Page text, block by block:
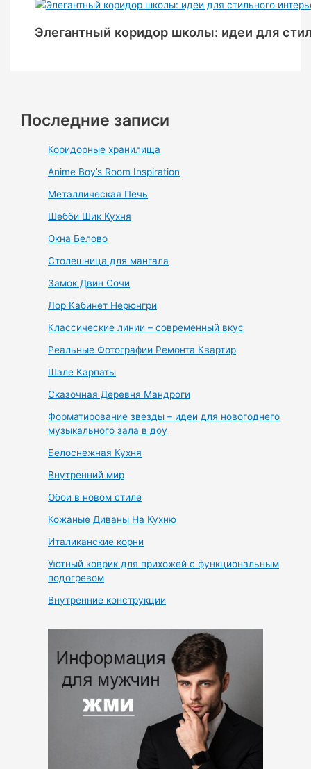
Элегантный коридор школы: идеи для
Последние записи
Коридорные хранилища
Anime Boy’s Room Inspiration
Металлическая Печь
Шебби Шик Кухня
Окна Белово
Столешница для мангала
Замок Двин Сочи
Лор Кабинет Нерюнгри
Классические линии – современный вкус
Реальные Фотографии Ремонта Квартир
Шале Карпаты
Сказочная Деревня Мандроги
Форматирование звезды – идеи для новогоднего
музыкального зала в доу
Белоснежная Кухня
Внутренний мир
Обои в новом стиле
Кожаные Диваны На Кухню
Италиканские корни
Уютный коврик для прихожей с функциональным
подогревом
Внутренние конструкции